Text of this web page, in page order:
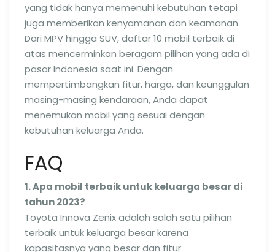
yang tidak hanya memenuhi kebutuhan tetapi
juga memberikan kenyamanan dan keamanan.
Dari MPV hingga SUV, daftar 10 mobil terbaik di
atas mencerminkan beragam pilihan yang ada di
pasar Indonesia saat ini. Dengan
mempertimbangkan fitur, harga, dan keunggulan
masing-masing kendaraan, Anda dapat
menemukan mobil yang sesuai dengan
kebutuhan keluarga Anda.
FAQ
1. Apa mobil terbaik untuk keluarga besar di
tahun 2023?
Toyota Innova Zenix adalah salah satu pilihan
terbaik untuk keluarga besar karena
kapasitasnya yang besar dan fitur